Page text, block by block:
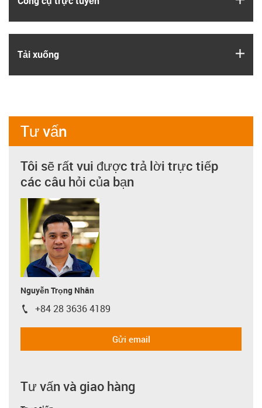
Tải xuống
Tư vấn
Tôi sẽ rất vui được trả lời trực tiếp
các câu hỏi của bạn
Nguyễn Trọng Nhân
igus-icon-phone
+84 28 3636 4189
Gửi email
Tư vấn và giao hàng